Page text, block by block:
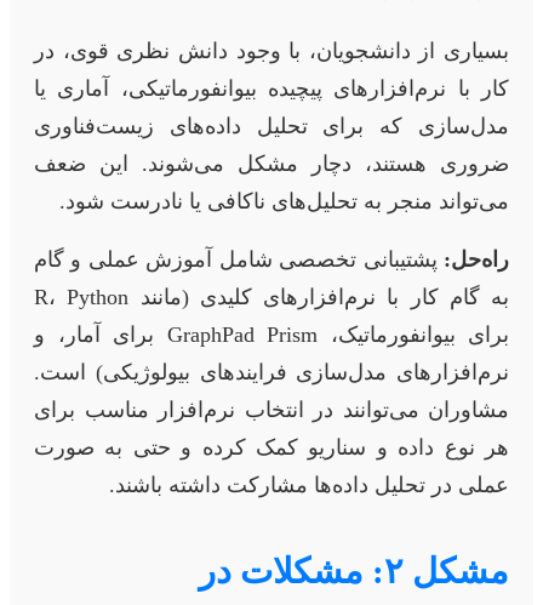
بسیاری از دانشجویان، با وجود دانش نظری قوی، در
کار با نرم‌افزارهای پیچیده بیوانفورماتیکی، آماری یا
مدل‌سازی که برای تحلیل داده‌های زیست‌فناوری
ضروری هستند، دچار مشکل می‌شوند. این ضعف
می‌تواند منجر به تحلیل‌های ناکافی یا نادرست شود.
راه‌حل: پشتیبانی تخصصی شامل آموزش عملی و گام
به گام کار با نرم‌افزارهای کلیدی (مانند R، Python
برای بیوانفورماتیک، GraphPad Prism برای آمار، و
نرم‌افزارهای مدل‌سازی فرایندهای بیولوژیکی) است.
مشاوران می‌توانند در انتخاب نرم‌افزار مناسب برای
هر نوع داده و سناریو کمک کرده و حتی به صورت
عملی در تحلیل داده‌ها مشارکت داشته باشند.
مشکل ۲: مشکلات در